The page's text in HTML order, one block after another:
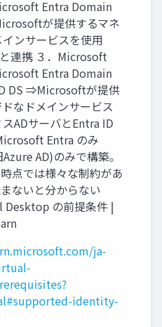
Entra Domain
が提供するマネ
ンサービスを使用
連携 ３．Microsoft
Entra Domain
DS ⇒Microsoftが提供
なドメインサービス
ADサーバとEntra ID
Entra のみ
AD)のみで構築。
点では様々な制約があ
ないと分からない
Desktop の前提条件 |
ja-
identity-